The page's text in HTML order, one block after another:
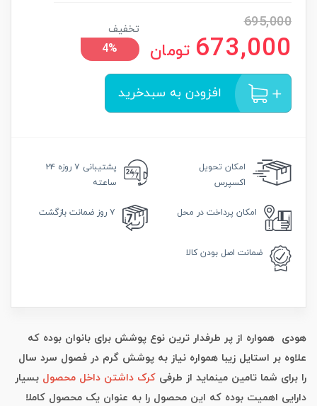
695,000
673,000 تومان
تخفیف
4%
افزودن به سبدخرید
امکان تحویل
اکسپرس
پشتیبانی
۷ روزه ۲۴
ساعته
امکان پرداخت در محل ۷ روز ضمانت بازگشت
ضمانت اصل بودن کالا
هودی همواره از پر طرفدار ترین نوع پوشش برای بانوان بوده که
علاوه بر استایل زیبا همواره نیاز به پوشش گرم در فصول سرد سال
را برای شما تامین مینماید از طرفی کرک داشتن داخل محصول بسیار
دارایی اهمیت بوده که این محصول را به عنوان یک محصول کاملا